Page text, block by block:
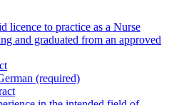
licence to practice as a Nurse
and graduated from an approved
(required)